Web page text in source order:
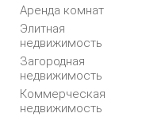
Аренда комнат
Элитная
недвижимость
Загородная
недвижимость
Коммерческая
недвижимость